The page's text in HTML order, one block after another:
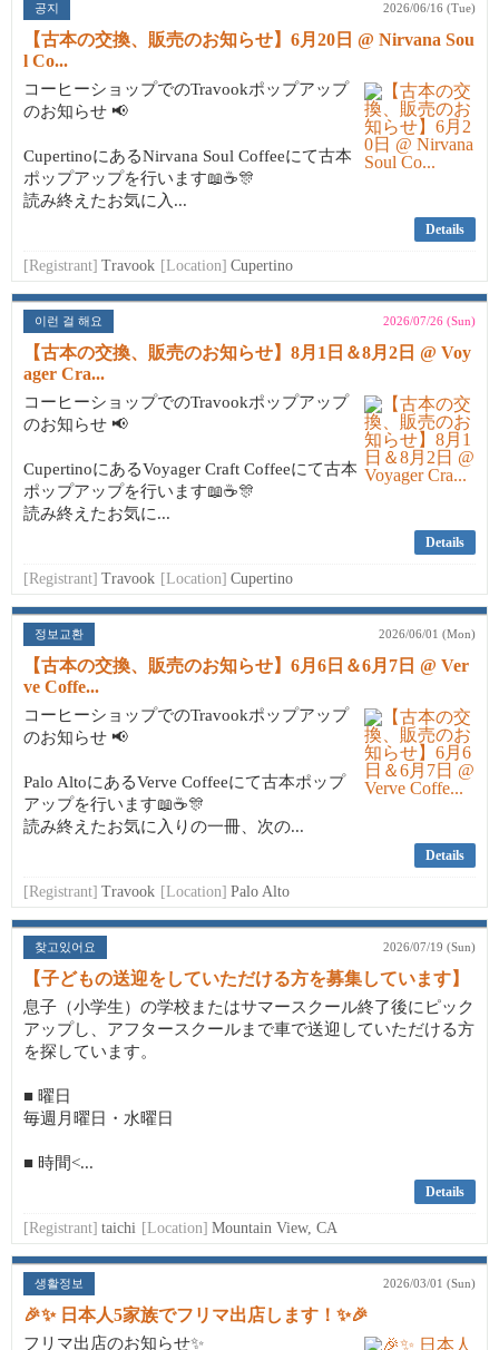
공지 2026/06/16 (Tue)
【古本の交換、販売のお知らせ】6月20日 @ Nirvana Sou
l Co...
コーヒーショップでのTravookポップアップ
のお知らせ 📢
CupertinoにあるNirvana Soul Coffeeにて古本
ポップアップを行います📖☕🎊
読み終えたお気に入...
Details
[Registrant] Travook [Location] Cupertino
이런 걸 해요 2026/07/26 (Sun)
【古本の交換、販売のお知らせ】8月1日＆8月2日 @ Voy
ager Cra...
コーヒーショップでのTravookポップアップ
のお知らせ 📢
CupertinoにあるVoyager Craft Coffeeにて古本
ポップアップを行います📖☕🎊
読み終えたお気に...
Details
[Registrant] Travook [Location] Cupertino
정보교환 2026/06/01 (Mon)
【古本の交換、販売のお知らせ】6月6日＆6月7日 @ Ver
ve Coffe...
コーヒーショップでのTravookポップアップ
のお知らせ 📢
Palo AltoにあるVerve Coffeeにて古本ポップ
アップを行います📖☕🎊
読み終えたお気に入りの一冊、次の...
Details
[Registrant] Travook [Location] Palo Alto
찾고있어요 2026/07/19 (Sun)
【子どもの送迎をしていただける方を募集しています】
息子（小学生）の学校またはサマースクール終了後にピック
アップし、アフタースクールまで車で送迎していただける方
を探しています。
■ 曜日
毎週月曜日・水曜日
■ 時間<...
Details
[Registrant] taichi [Location] Mountain View, CA
생활정보 2026/03/01 (Sun)
🎉✨ 日本人5家族でフリマ出店します！✨🎉
フリマ出店のお知らせ✨